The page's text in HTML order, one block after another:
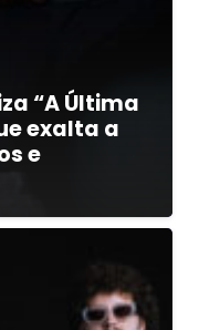
“A Última
exalta a
e